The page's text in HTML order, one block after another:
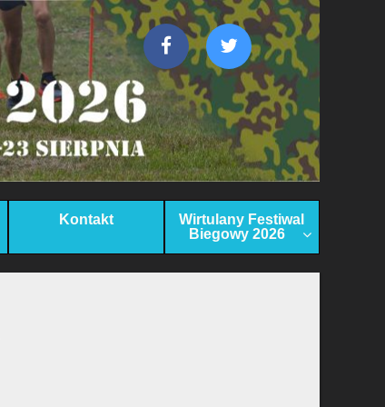
Kontakt
Wirtulany Festiwal
Biegowy 2026